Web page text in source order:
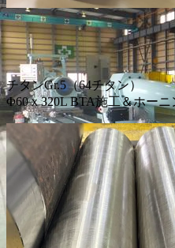
チタンGr.5（64チタン）
Φ60ｘ320L BTA施工＆ホーニ